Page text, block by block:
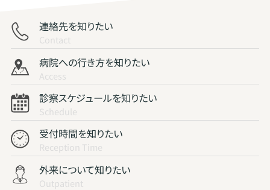
連絡先を知りたい
Contact
病院への行き方を知りたい
Access
診察スケジュールを知りたい
Schedule
受付時間を知りたい
Reception Time
外来について知りたい
Outpatient